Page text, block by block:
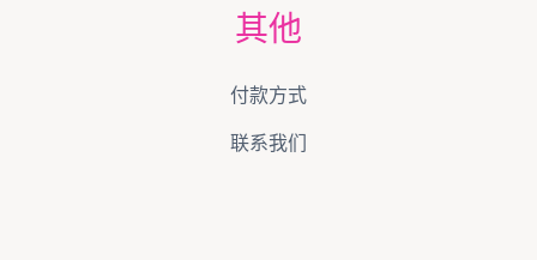
其他
付款方式
联系我们